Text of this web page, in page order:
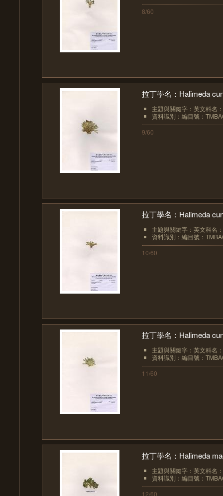
8/60
拉丁學名：Halimeda
主題與關鍵字：英文科名
資料識別：編目號：
9/60
拉丁學名：Halimeda
主題與關鍵字：英文科名
資料識別：編目號：
10/60
拉丁學名：Halimeda
主題與關鍵字：英文科名
資料識別：編目號：
11/60
拉丁學名：Halimeda
主題與關鍵字：英文科名
資料識別：編目號：
12/60